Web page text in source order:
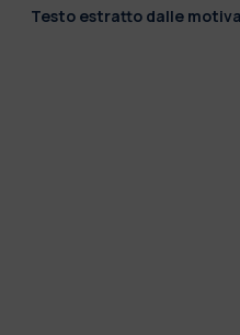
Testo estratto dalle